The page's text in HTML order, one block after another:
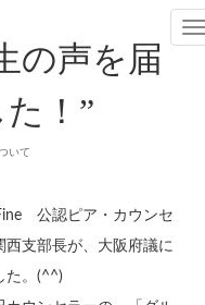
の声を届
！”
いて
公認ピア・カウンセ
西支部長が、大阪府議に
た。(^^)